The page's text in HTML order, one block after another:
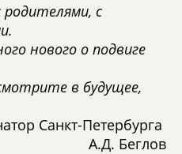
с
нового о подвиге
в будущее,
Санкт-Петербурга
А.Д. Беглов